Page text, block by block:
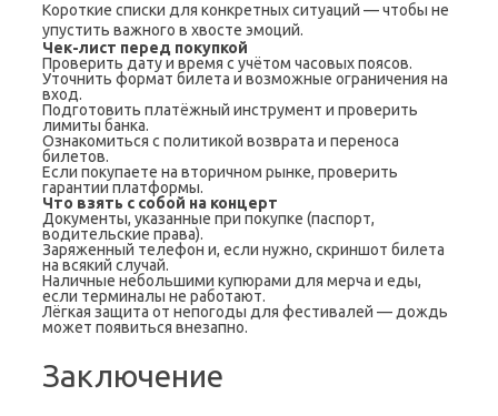
Короткие списки для конкретных ситуаций — чтобы не
упустить важного в хвосте эмоций.
Чек-лист перед покупкой
Проверить дату и время с учётом часовых поясов.
Уточнить формат билета и возможные ограничения на
вход.
Подготовить платёжный инструмент и проверить
лимиты банка.
Ознакомиться с политикой возврата и переноса
билетов.
Если покупаете на вторичном рынке, проверить
гарантии платформы.
Что взять с собой на концерт
Документы, указанные при покупке (паспорт,
водительские права).
Заряженный телефон и, если нужно, скриншот билета
на всякий случай.
Наличные небольшими купюрами для мерча и еды,
если терминалы не работают.
Лёгкая защита от непогоды для фестивалей — дождь
может появиться внезапно.
Заключение